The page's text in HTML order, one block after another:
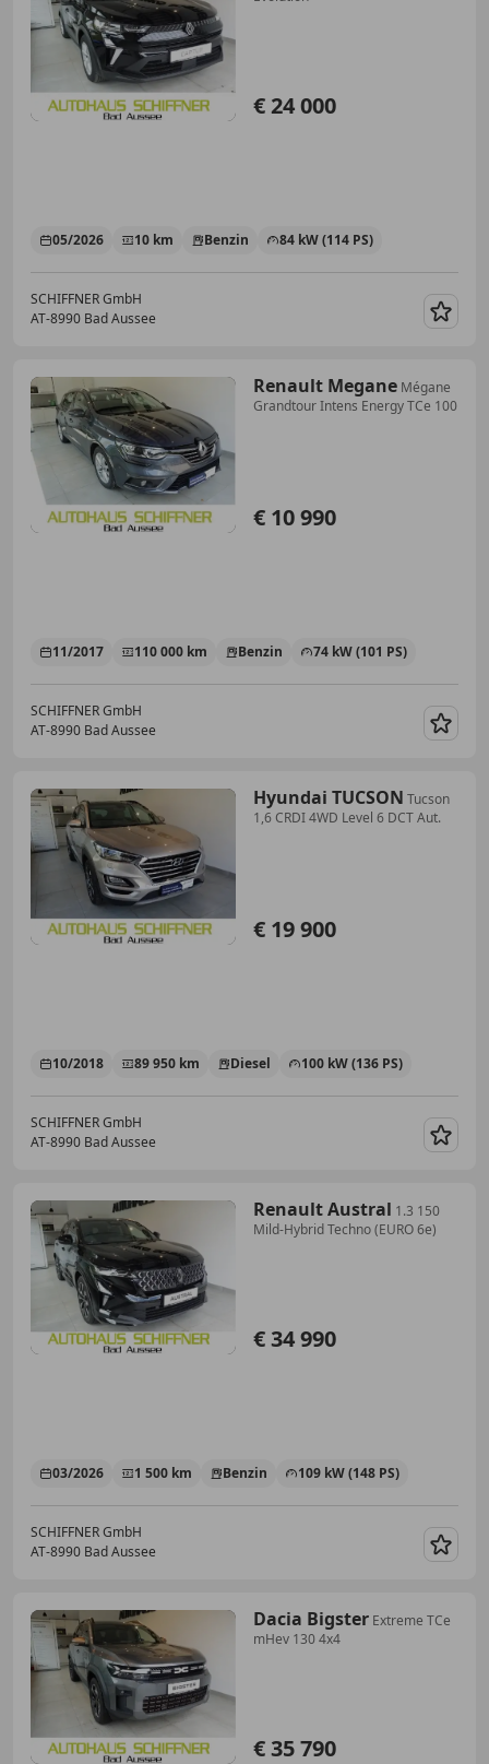
€ 24 000
05/2026 10 km Benzin 84 kW (114 PS)
SCHIFFNER GmbH
AT-8990 Bad Aussee
Renault Megane Mégane
Grandtour Intens Energy TCe 100
€ 10 990
11/2017 110 000 km Benzin 74 kW (101 PS)
SCHIFFNER GmbH
AT-8990 Bad Aussee
Hyundai TUCSON Tucson
1,6 CRDI 4WD Level 6 DCT Aut.
€ 19 900
10/2018 89 950 km Diesel 100 kW (136 PS)
SCHIFFNER GmbH
AT-8990 Bad Aussee
Renault Austral 1.3 150
Mild-Hybrid Techno (EURO 6e)
€ 34 990
03/2026 1 500 km Benzin 109 kW (148 PS)
SCHIFFNER GmbH
AT-8990 Bad Aussee
Dacia Bigster Extreme TCe
mHev 130 4x4
€ 35 790